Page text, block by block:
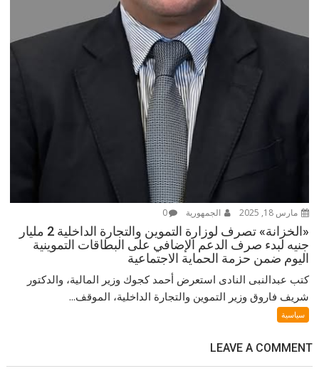
مارس 18, 2025 الجمهورية 0
«الخزانة» تصرف لوزارة التموين والتجارة الداخلية 2 مليار
جنيه لبدء صرف الدعم الإضافي على البطاقات التموينية
اليوم ضمن حزمة الحماية الاجتماعية
كتب عبدالنبى النادى استعرض أحمد كجوك وزير المالية، والدكتور
شريف فاروق وزير التموين والتجارة الداخلية، الموقف...
سياسية
LEAVE A COMMENT